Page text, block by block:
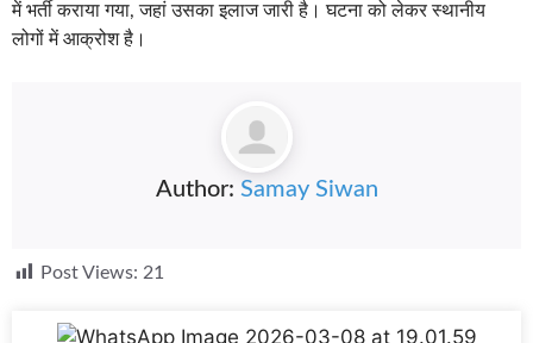
में भर्ती कराया गया, जहां उसका इलाज जारी है। घटना को लेकर स्थानीय
लोगों में आक्रोश है।
Author: Samay Siwan
Post Views: 21